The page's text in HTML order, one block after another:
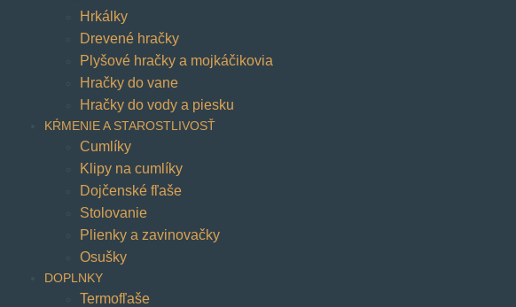
Hrkálky
Drevené hračky
Plyšové hračky a mojkáčikovia
Hračky do vane
Hračky do vody a piesku
KŔMENIE A STAROSTLIVOSŤ
Cumlíky
Klipy na cumlíky
Dojčenské fľaše
Stolovanie
Plienky a zavinovačky
Osušky
DOPLNKY
Termofľaše